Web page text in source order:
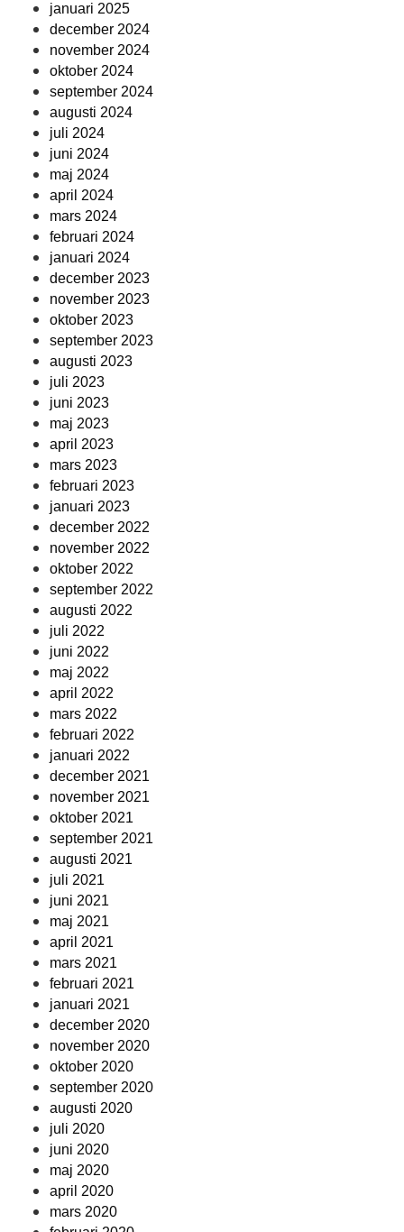
januari 2025
december 2024
november 2024
oktober 2024
september 2024
augusti 2024
juli 2024
juni 2024
maj 2024
april 2024
mars 2024
februari 2024
januari 2024
december 2023
november 2023
oktober 2023
september 2023
augusti 2023
juli 2023
juni 2023
maj 2023
april 2023
mars 2023
februari 2023
januari 2023
december 2022
november 2022
oktober 2022
september 2022
augusti 2022
juli 2022
juni 2022
maj 2022
april 2022
mars 2022
februari 2022
januari 2022
december 2021
november 2021
oktober 2021
september 2021
augusti 2021
juli 2021
juni 2021
maj 2021
april 2021
mars 2021
februari 2021
januari 2021
december 2020
november 2020
oktober 2020
september 2020
augusti 2020
juli 2020
juni 2020
maj 2020
april 2020
mars 2020